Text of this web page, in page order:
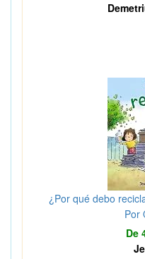
¿Por qué debo
Por
De